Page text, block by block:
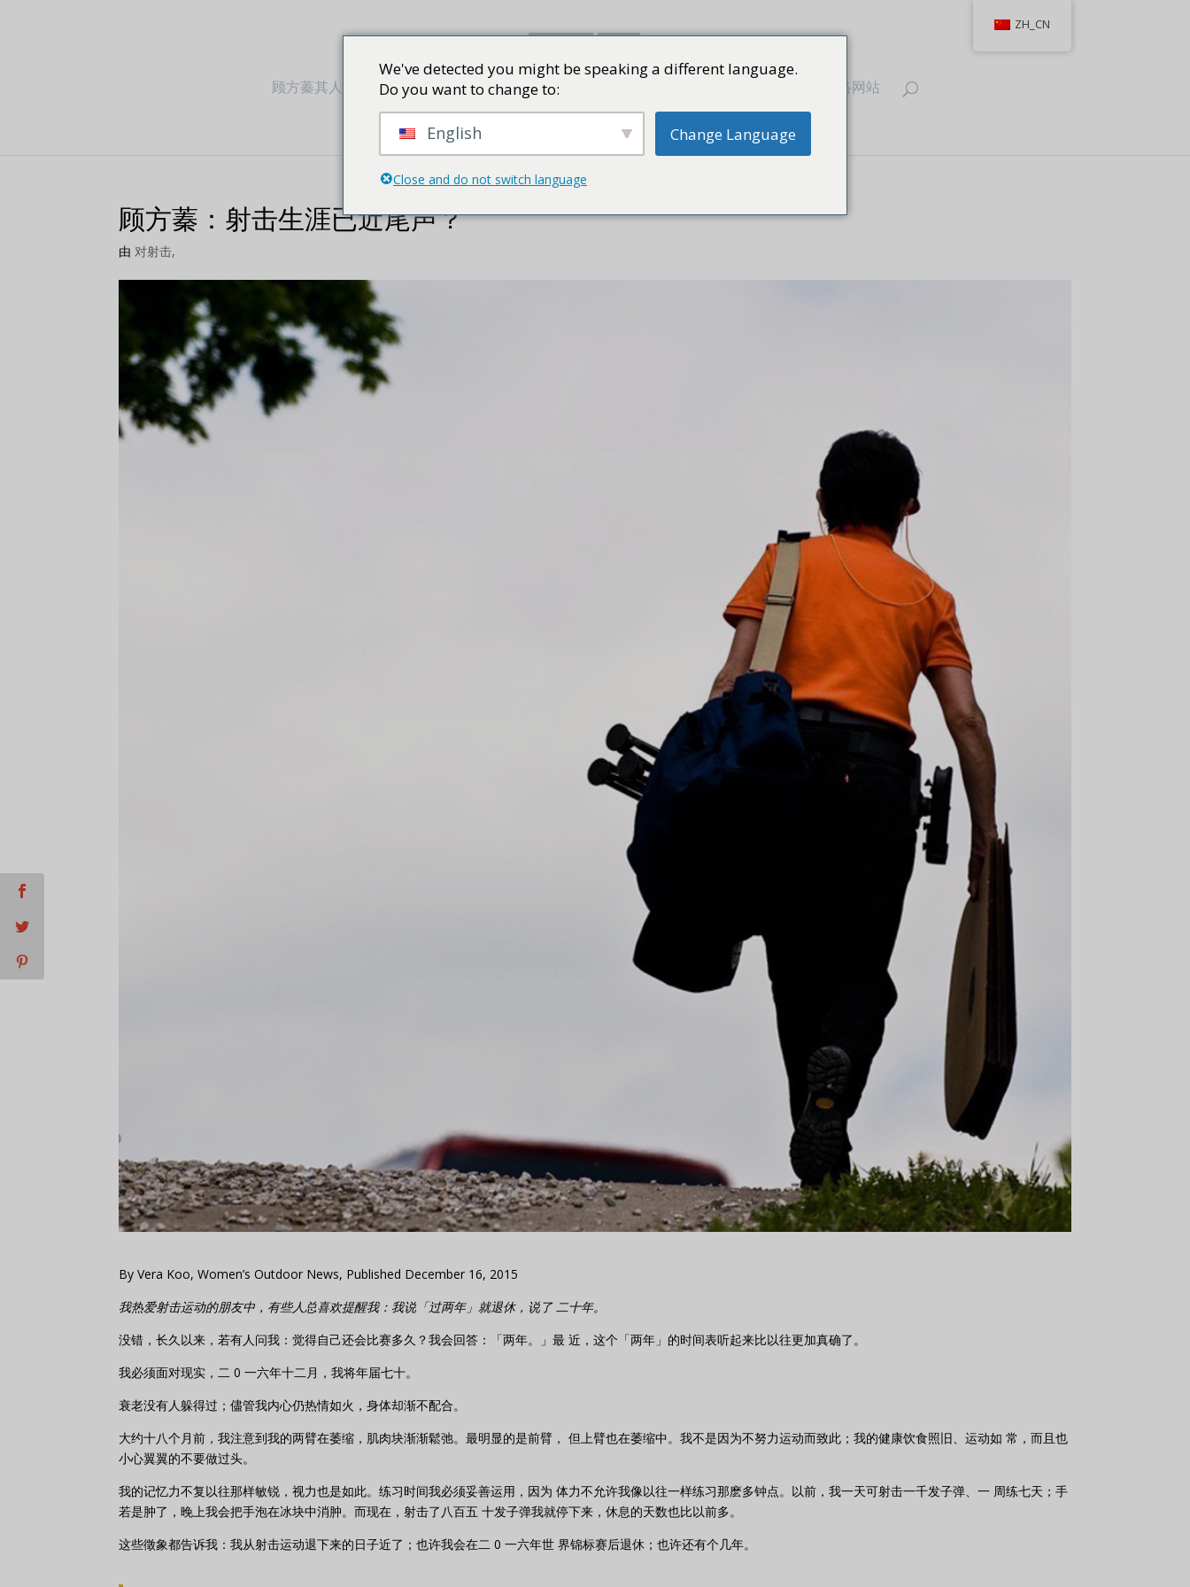
顾方蓁其人其事 书评 视频 联络网站
顾方蓁：射击生涯已近尾声？
由对射击,
By Vera Koo, Women’s Outdoor News, Published December 16, 2015
我热爱射击运动的朋友中，有些人总喜欢提醒我：我说「过两年」就退休，说了 二十年。
没错，长久以来，若有人问我：觉得自己还会比赛多久？我会回答：「两年。」最 近，这个「两年」的时间表听起来比以往更加真确了。
我必须面对现实，二 0 一六年十二月，我将年届七十。
衰老没有人躲得过；儘管我内心仍热情如火，身体却渐不配合。
大约十八个月前，我注意到我的两臂在萎缩，肌肉块渐渐鬆弛。最明显的是前臂， 但上臂也在萎缩中。我不是因为不努力运动而致此；我的健康饮食照旧、运动如 常，而且也
小心翼翼的不要做过头。
我的记忆力不复以往那样敏锐，视力也是如此。练习时间我必须妥善运用，因为 体力不允许我像以往一样练习那麽多钟点。以前，我一天可射击一千发子弹、一 周练七天；手
若是肿了，晚上我会把手泡在冰块中消肿。而现在，射击了八百五 十发子弹我就停下来，休息的天数也比以前多。
这些徵象都告诉我：我从射击运动退下来的日子近了；也许我会在二 0 一六年世 界锦标赛后退休；也许还有个几年。
ZH_CN
We've detected you might be speaking a different language.
Do you want to change to:
English Change Language
Close and do not switch language